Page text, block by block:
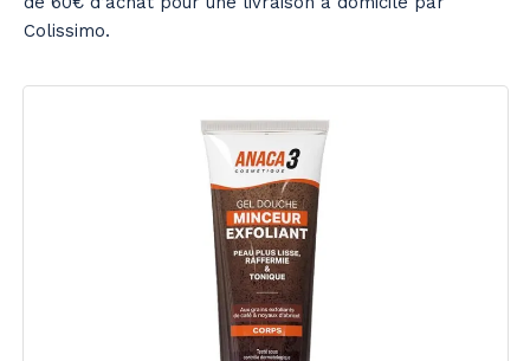
Colissimo.